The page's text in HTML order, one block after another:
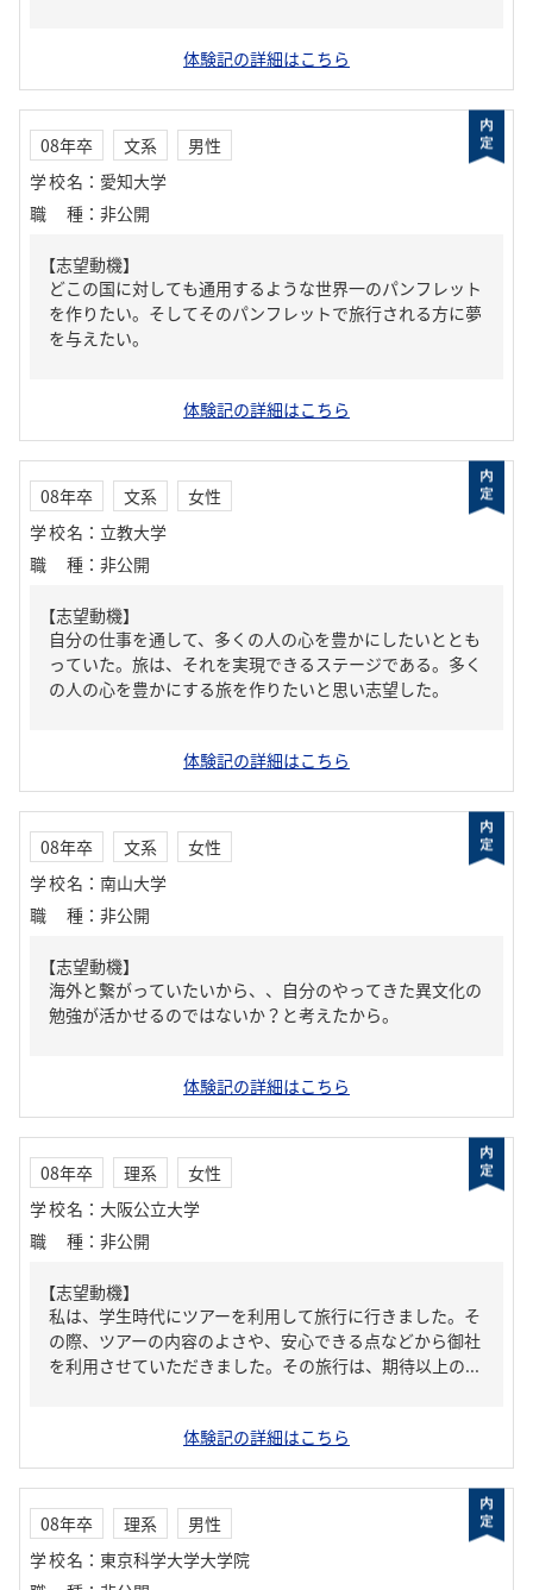
体験記の詳細はこちら
08年卒 文系
男性
学校名 ： 愛知大学
職種 ： 非公開
【志望動機】
どこの国に対しても通用するような世界一のパンフレット
を作りたい。そしてそのパンフレットで旅行される方に夢
を与えたい。
体験記の詳細はこちら
08年卒 文系
女性
学校名 ： 立教大学
職種 ： 非公開
【志望動機】
自分の仕事を通して、多くの人の心を豊かにしたいととも
っていた。旅は、それを実現できるステージである。多く
の人の心を豊かにする旅を作りたいと思い志望した。
体験記の詳細はこちら
08年卒 文系
女性
学校名 ： 南山大学
職種 ： 非公開
【志望動機】
海外と繋がっていたいから、、自分のやってきた異文化の
勉強が活かせるのではないか？と考えたから。
体験記の詳細はこちら
08年卒 理系
女性
学校名 ： 大阪公立大学
職種 ： 非公開
【志望動機】
私は、学生時代にツアーを利用して旅行に行きました。そ
の際、ツアーの内容のよさや、安心できる点などから御社
を利用させていただきました。その旅行は、期待以上の...
体験記の詳細はこちら
08年卒 理系
男性
学校名 ： 東京科学大学大学院